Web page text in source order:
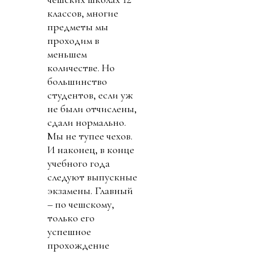
классов, многие
предметы мы
проходим в
меньшем
количестве. Но
большинство
студентов, если уж
не были отчислены,
сдали нормально.
Мы не тупее чехов.
И наконец, в конце
учебного года
следуют выпускные
экзамены. Главный
– по чешскому,
только его
успешное
прохождение